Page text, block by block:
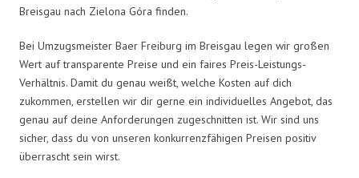
Breisgau nach Zielona Góra finden.
Bei Umzugsmeister Baer Freiburg im Breisgau legen wir großen
Wert auf transparente Preise und ein faires Preis-Leistungs-
Verhältnis. Damit du genau weißt, welche Kosten auf dich
zukommen, erstellen wir dir gerne ein individuelles Angebot, das
genau auf deine Anforderungen zugeschnitten ist. Wir sind uns
sicher, dass du von unseren konkurrenzfähigen Preisen positiv
überrascht sein wirst.